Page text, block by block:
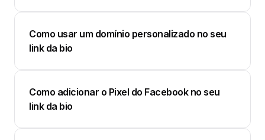
Como usar um domínio personalizado no seu
link da bio
Como adicionar o Pixel do Facebook no seu
link da bio